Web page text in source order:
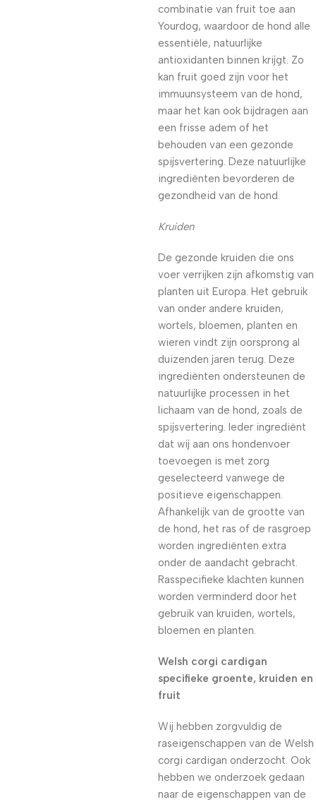
combinatie van fruit toe aan
Yourdog, waardoor de hond alle
essentiële, natuurlijke
antioxidanten binnen krijgt. Zo
kan fruit goed zijn voor het
immuunsysteem van de hond,
maar het kan ook bijdragen aan
een frisse adem of het
behouden van een gezonde
spijsvertering. Deze natuurlijke
ingrediënten bevorderen de
gezondheid van de hond.
Kruiden
De gezonde kruiden die ons
voer verrijken zijn afkomstig van
planten uit Europa. Het gebruik
van onder andere kruiden,
wortels, bloemen, planten en
wieren vindt zijn oorsprong al
duizenden jaren terug. Deze
ingrediënten ondersteunen de
natuurlijke processen in het
lichaam van de hond, zoals de
spijsvertering. Ieder ingrediënt
dat wij aan ons hondenvoer
toevoegen is met zorg
geselecteerd vanwege de
positieve eigenschappen.
Afhankelijk van de grootte van
de hond, het ras of de rasgroep
worden ingrediënten extra
onder de aandacht gebracht.
Rasspecifieke klachten kunnen
worden verminderd door het
gebruik van kruiden, wortels,
bloemen en planten.
Welsh corgi cardigan
specifieke groente, kruiden en
fruit
Wij hebben zorgvuldig de
raseigenschappen van de Welsh
corgi cardigan onderzocht. Ook
hebben we onderzoek gedaan
naar de eigenschappen van de